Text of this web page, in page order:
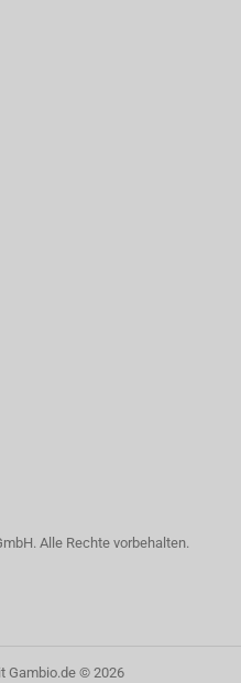
Alle Rechte vorbehalten.
Gambio.de © 2026